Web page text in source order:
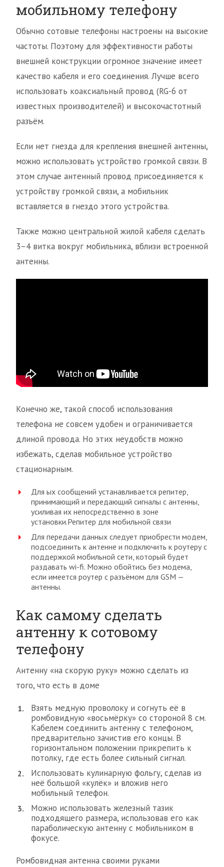
мобильному телефону
Обычно сотовые телефоны настроены на высокие
частоты. Поэтому для эффективности работы
внешней конструкции огромное значение имеет
качество кабеля и его соединения. Лучше всего
использовать коаксиальный провод (RG-6 от
известных производителей) и высокочастотный
разъём.
Если нет гнезда для крепления внешней антенны,
можно использовать устройство громкой связи. В
этом случае антенный провод присоединяется к
устройству громкой связи, а мобильник
вставляется в гнездо этого устройства.
Также можно центральной жилой кабеля сделать
3–4 витка вокруг мобильника, вблизи встроенной
антенны.
Конечно же, такой способ использования
телефона не совсем удобен и ограничивается
длиной провода. Но этих неудобств можно
избежать, сделав мобильное устройство
стационарным.
Для ых сообщений устанавливается репитер,
принимающий и передающий сигналы с антенны,
усиливая их непосредственно в зоне
установки.Репитер для мобильной связи
Для передачи данных следует приобрести модем,
подсоединить к антенне и подключить к роутеру с
поддержкой мобильной сети, который будет
раздавать wi-fi. Можно обойтись без модема,
если имеется роутер с разъёмом для GSM —
антенны.
Как самому сделать
антенну к сотовому
телефону
Антенну «на скорую руку» можно сделать из
того, что есть в доме
Взять медную проволоку и согнуть её в
ромбовидную «восьмёрку» со стороной 8 см.
Кабелем соединить антенну с телефоном,
предварительно зачистив его концы. В
горизонтальном положении прикрепить к
потолку, где есть более сильный сигнал.
Использовать кулинарную фольгу, сделав из
неё большой «кулёк» и вложив него
мобильный телефон.
Можно использовать железный тазик
подходящего размера, использовав его как
параболическую антенну с мобильником в
фокусе.
Ромбовидная антенна своими руками